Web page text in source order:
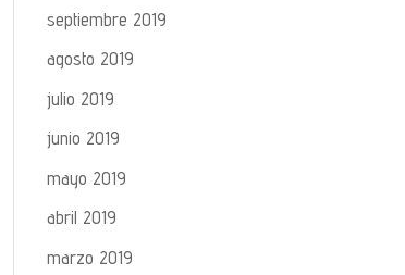
septiembre 2019
agosto 2019
julio 2019
junio 2019
mayo 2019
abril 2019
marzo 2019